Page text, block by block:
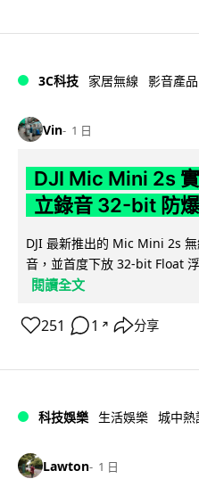
3C科技 家居無線 影音產品
Vin 1 日
DJI Mic Mini 2s
立錄音 32-bit 防
DJI 最新推出的 Mic Mini 2s
音，並首度下放 32-bit Float
閱讀全文
251 1 ↗ 分享
科技娛樂 生活娛樂 城中熱
Lawton 1 日